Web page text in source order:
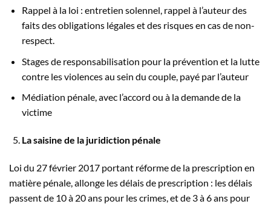
Rappel à la loi : entretien solennel, rappel à l’auteur des
faits des obligations légales et des risques en cas de non-
respect.
Stages de responsabilisation pour la prévention et la lutte
contre les violences au sein du couple, payé par l’auteur
Médiation pénale, avec l’accord ou à la demande de la
victime
La saisine de la juridiction pénale
Loi du 27 février 2017 portant réforme de la prescription en
matière pénale, allonge les délais de prescription : les délais
passent de 10 à 20 ans pour les crimes, et de 3 à 6 ans pour